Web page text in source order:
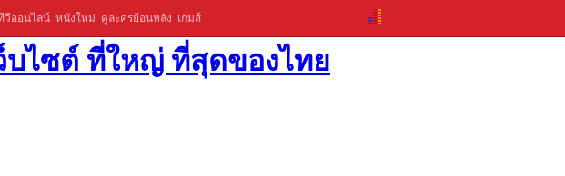
วีออนไลน์ หนังใหม่ ดูละครย้อนหลัง เกมส์
บไซต์ ที่ใหญ่ ที่สุดของไทย